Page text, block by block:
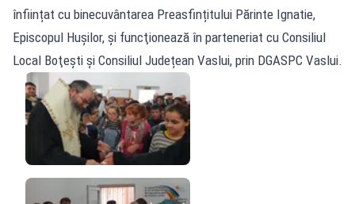
înființat cu binecuvântarea Preasfințitului Părinte Ignatie,
Episcopul Hușilor, și funcţionează în parteneriat cu Consiliul
Local Boţeşti și Consiliul Județean Vaslui, prin DGASPC Vaslui.